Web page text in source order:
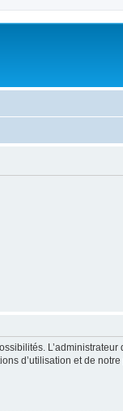
d’utilisation et de